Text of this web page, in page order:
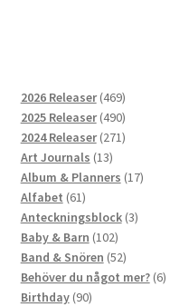
2026 Releaser 469469
produkter
2025 Releaser 490490
produkter
2024 Releaser 271271
Art Journals 1313
produkter
Album & Planners 1717
Alfabet 6161
produkter
Anteckningsblock 33
Baby & Barn 102102
produkter
Band & Snören 5252
produkter
Behöver du något mer? 66
Birthday 9090